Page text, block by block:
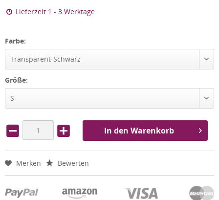
Lieferzeit 1 - 3 Werktage
Farbe:
Transparent-Schwarz
Größe:
S
In den Warenkorb
Merken Bewerten